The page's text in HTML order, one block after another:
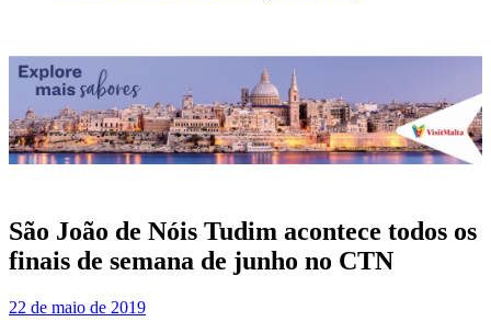
São João de Nóis Tudim acontece todos os
finais de semana de junho no CTN
22 de maio de 2019